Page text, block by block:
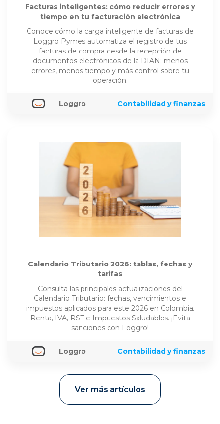
Facturas inteligentes: cómo reducir errores y
tiempo en tu facturación electrónica
Conoce cómo la carga inteligente de facturas de
Loggro Pymes automatiza el registro de tus
facturas de compra desde la recepción de
documentos electrónicos de la DIAN: menos
errores, menos tiempo y más control sobre tu
operación.
Loggro Contabilidad y finanzas
Calendario Tributario 2026: tablas, fechas y
tarifas
Consulta las principales actualizaciones del
Calendario Tributario: fechas, vencimientos e
impuestos aplicados para este 2026 en Colombia.
Renta, IVA, RST e Impuestos Saludables. ¡Evita
sanciones con Loggro!
Loggro Contabilidad y finanzas
Ver más artículos